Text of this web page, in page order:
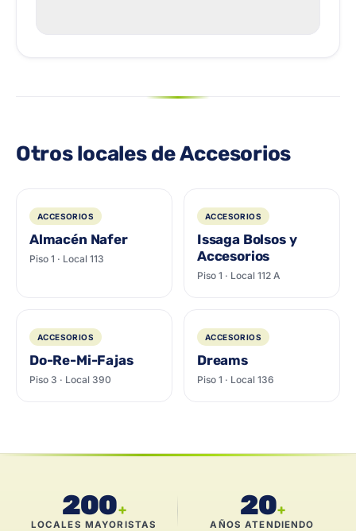
Otros locales de Accesorios
ACCESORIOS
Almacén Nafer
Piso 1 · Local 113
ACCESORIOS
Issaga Bolsos y
Accesorios
Piso 1 · Local 112 A
ACCESORIOS
Do-Re-Mi-Fajas
Piso 3 · Local 390
ACCESORIOS
Dreams
Piso 1 · Local 136
200+
LOCALES MAYORISTAS
20+
AÑOS ATENDIENDO